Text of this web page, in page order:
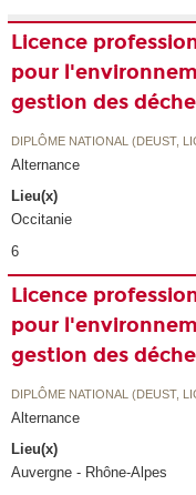
Licence
pour
gestion des
DIPLÔME NATIONAL (DEUST,
Alternance
Lieu(x)
Occitanie
6
Licence
pour
gestion des
DIPLÔME NATIONAL (DEUST,
Alternance
Lieu(x)
Auvergne - Rhône-Alpes